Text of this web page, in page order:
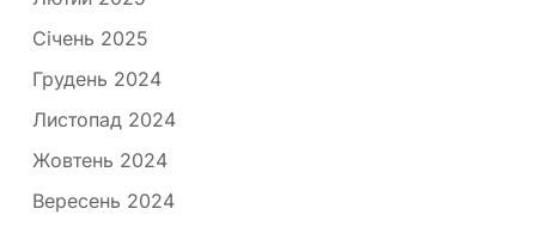
Січень 2025
Грудень 2024
Листопад 2024
Жовтень 2024
Вересень 2024